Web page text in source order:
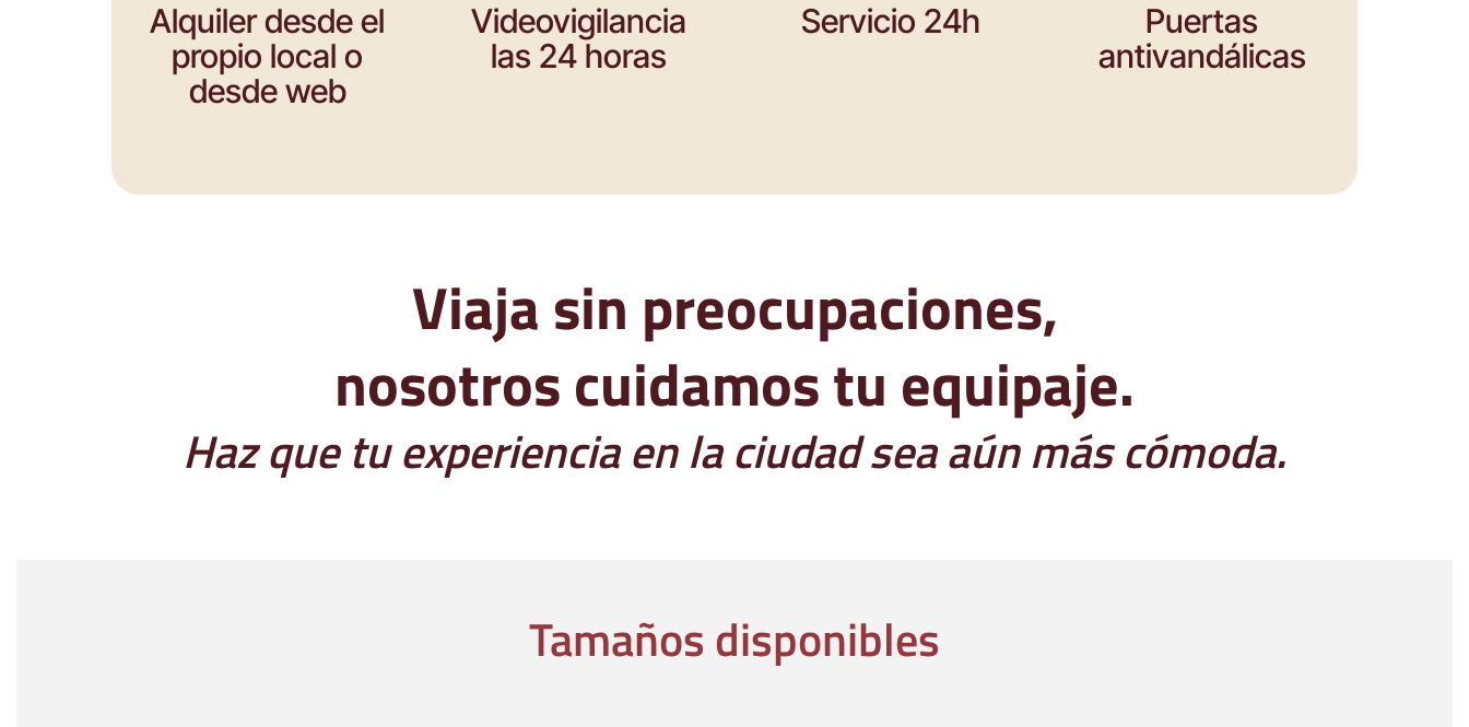
Alquiler desde el
propio local o
desde web
Videovigilancia
las 24 horas
Servicio 24h
Puertas
antivandálicas
Viaja sin preocupaciones,
nosotros cuidamos tu equipaje.
Haz que tu experiencia en la ciudad sea aún más cómoda.
Tamaños disponibles